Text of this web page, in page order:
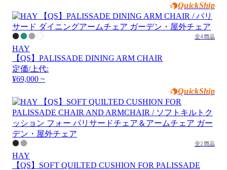
QuickShip
全4商品
HAY
【QS】PALISSADE DINING ARM CHAIR
定価/上代:
¥69,000 ~
QuickShip
全2商品
HAY
【QS】SOFT QUILTED CUSHION FOR PALISSADE